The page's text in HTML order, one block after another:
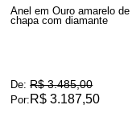
Anel em Ouro amarelo de
chapa com diamante
De: R$ 3.485,00
Por: R$ 3.187,50